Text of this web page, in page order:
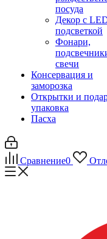
посуда
Декор с
подсветкой
Фонари,
свечи
Консервация и
заморозка
Открытки и
упаковка
Пасха
Сравнение0